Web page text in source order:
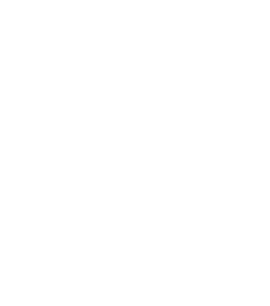
引を完了させた実績があります
での取引実績があります
ではありません